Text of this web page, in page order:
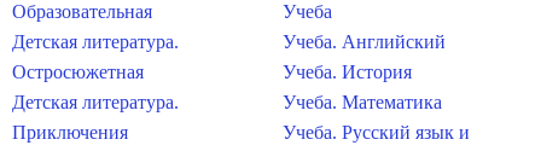
Образовательная
Детская литература.
Остросюжетная
Детская литература.
Приключения
Учеба
Учеба. Английский
Учеба. История
Учеба. Математика
Учеба. Русский язык и